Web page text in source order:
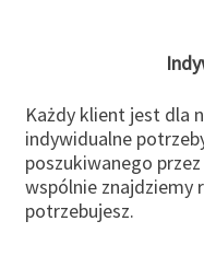
Każdy klient jest dla
indywidualne
poszukiwanego
wspólnie znajdziemy
potrzebujesz.